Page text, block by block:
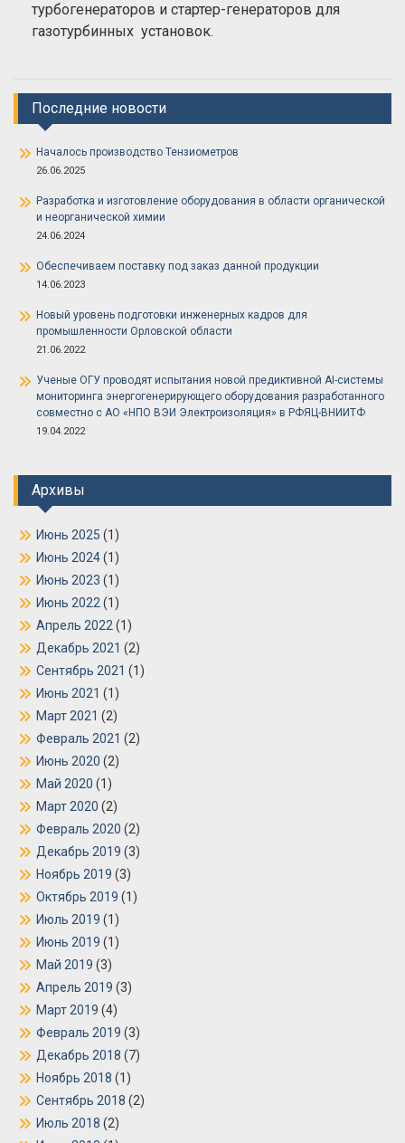
турбогенераторов и стартер-генераторов для
газотурбинных установок.
Последние новости
Началось производство Тензиометров
26.06.2025
Разработка и изготовление оборудования в области органической
и неорганической химии
24.06.2024
Обеспечиваем поставку под заказ данной продукции
14.06.2023
Новый уровень подготовки инженерных кадров для
промышленности Орловской области
21.06.2022
Ученые ОГУ проводят испытания новой предиктивной AI-системы
мониторинга энергогенерирующего оборудования разработанного
совместно с АО «НПО ВЭИ Электроизоляция» в РФЯЦ-ВНИИТФ
19.04.2022
Архивы
Июнь 2025 (1)
Июнь 2024(1)
Июнь 2023 (1)
Июнь 2022 (1)
Апрель 2022 (1)
Декабрь 2021 (2)
Сентябрь 2021 (1)
Июнь 2021 (1)
Март 2021 (2)
Февраль 2021 (2)
Июнь 2020 (2)
Май 2020 (1)
Март 2020 (2)
Февраль 2020 (2)
Декабрь 2019 (3)
Ноябрь 2019 (3)
Октябрь 2019 (1)
Июль 2019 (1)
Июнь 2019 (1)
Май 2019 (3)
Апрель 2019 (3)
Март 2019 (4)
Февраль 2019 (3)
Декабрь 2018 (7)
Ноябрь 2018 (1)
Сентябрь 2018 (2)
Июль 2018 (2)